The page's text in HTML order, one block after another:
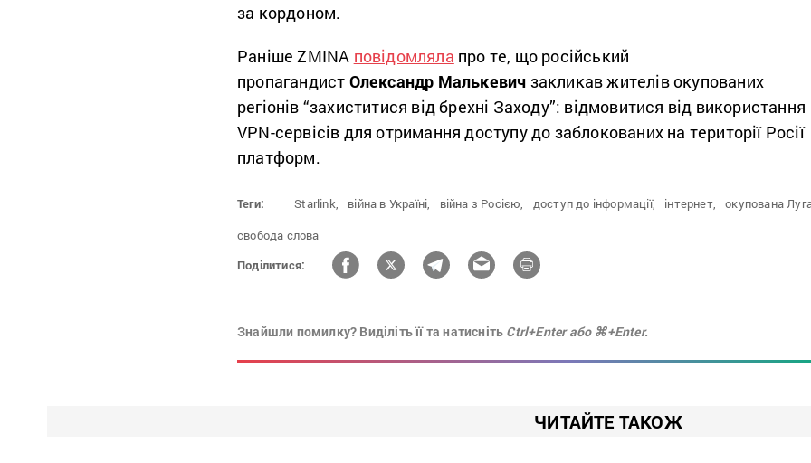
за кордоном.
Раніше ZMINA повідомляла про те, що російський
пропагандист Олександр Малькевич закликав жителів окупованих
регіонів “захиститися від брехні Заходу”: відмовитися від використання
VPN-сервісів для отримання доступу до заблокованих на території Росії
платформ.
Теги: Starlink, війна в Україні, війна з Росією, доступ до інформації, інтернет,
окупована
свобода слова
Поділитися:
Знайшли помилку? Виділіть її та натисніть Ctrl+Enter або ⌘+Enter.
ЧИТАЙТЕ ТАКОЖ